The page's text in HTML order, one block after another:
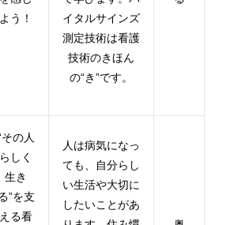
よう！
イタルサインズ
測定技術は看護
技術のきほん
の“き”です。
その人
らしく
生き
”を支
える看
人は病気になっ
ても、自分らし
い生活や大切に
したいことがあ